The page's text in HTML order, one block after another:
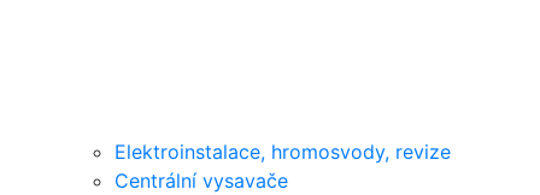
Elektroinstalace, hromosvody, revize
Centrální vysavače